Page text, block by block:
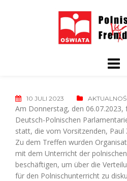
10 JULI 2023
Am Donnerstag, den 06.07.2023,
Deutsch-Polnischen
statt, die vom Vorsitzenden,
Zu dem Treffen wurden
mit dem Unterricht der
beschäftigen, um über die
für den Polnischunterricht zu